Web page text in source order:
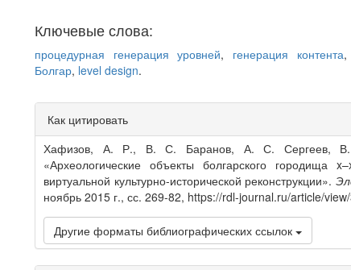
Ключевые слова:
процедурная генерация уровней, генерация контента,
Болгар, level design.
Article
Details
Как цитировать
Хафизов, А. Р., В. С. Баранов, А. С. Сергеев, В.
«Археологические объекты болгарского городища
виртуальной культурно-исторической реконструкции».
ноябрь 2015 г., сс. 269-82, https://rdl-journal.ru/article/
Другие форматы библиографических ссылок